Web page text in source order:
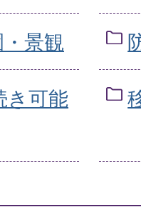
景観
き可能